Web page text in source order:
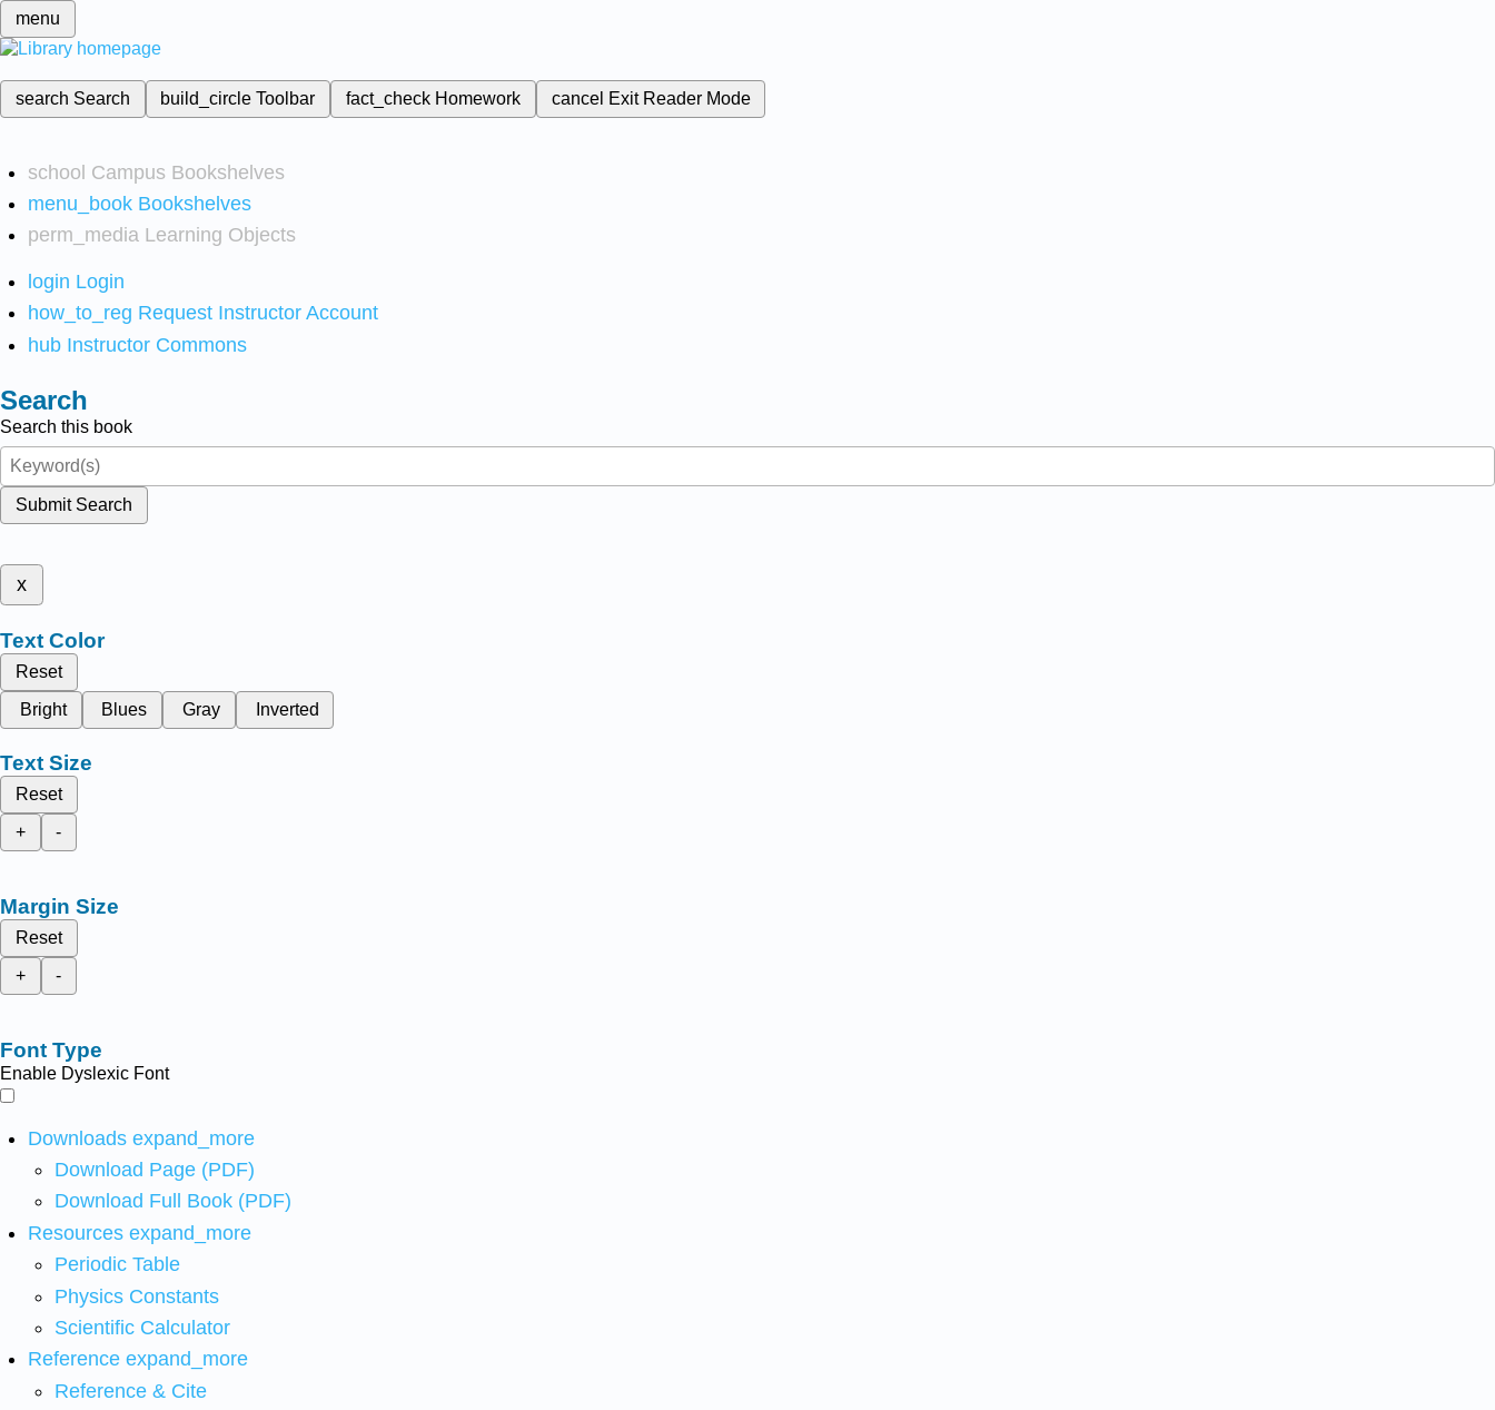
menu
search Search build_circleToolbar fact_check Homework cancel Exit Reader Mode
school Campus Bookshelves
menu_book Bookshelves
perm_media Learning Objects
login Login
how_to_reg Request Instructor Account
hub Instructor Commons
Search
Search this book
Submit Search
x
Text Color
Reset
Bright
Blues Gray Inverted
Text Size
Reset
+
-
Margin Size
Reset
+
-
Font Type
Enable Dyslexic Font
Downloads expand_more
Download Page (PDF)
Download Full Book (PDF)
Resources expand_more
Periodic Table
Physics Constants
Scientific Calculator
Reference expand_more
Reference & Cite